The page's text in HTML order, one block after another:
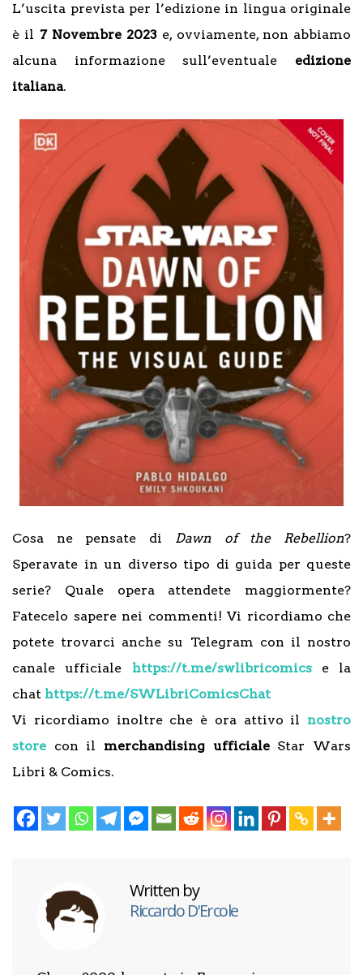
L’uscita prevista per l’edizione in lingua originale
è il 7 Novembre 2023 e, ovviamente, non abbiamo
alcuna informazione sull’eventuale edizione
italiana.
Cosa ne pensate di Dawn of the Rebellion?
Speravate in un diverso tipo di guida per queste
serie? Quale opera attendete maggiormente?
Fatecelo sapere nei commenti! Vi ricordiamo che
potete trovarci anche su Telegram con il nostro
canale ufficiale https://t.me/swlibricomicse la
chat https://t.me/SWLibriComicsChat
Vi ricordiamo inoltre che è ora attivo il nostro
store con il merchandising ufficialeStar Wars
Libri & Comics.
Written by
Riccardo D'Ercole